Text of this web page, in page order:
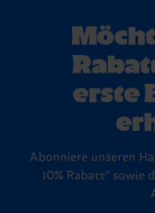
(oder um dir selbst eine
Rückgabe-Seite
Schritt-für-Schritt-
erste
Abonniere unseren
10% Rabatt* sowie